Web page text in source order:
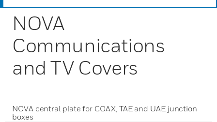
NOVA
Communications
and TV Covers
NOVA central plate for COAX, TAE and UAE junction
boxes